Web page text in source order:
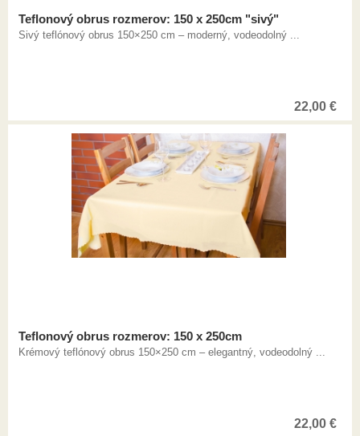
Teflonový obrus rozmerov: 150 x 250cm "sivý"
Sivý teflónový obrus 150×250 cm – moderný, vodeodolný ...
22,00 €
Teflonový obrus rozmerov: 150 x 250cm
Krémový teflónový obrus 150×250 cm – elegantný, vodeodolný ...
22,00 €